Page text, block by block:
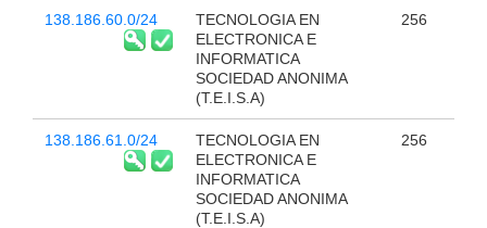
138.186.60.0/24
TECNOLOGIA EN
ELECTRONICA E
INFORMATICA
SOCIEDAD ANONIMA
(T.E.I.S.A)
256
138.186.61.0/24
TECNOLOGIA EN
ELECTRONICA E
INFORMATICA
SOCIEDAD ANONIMA
(T.E.I.S.A)
256